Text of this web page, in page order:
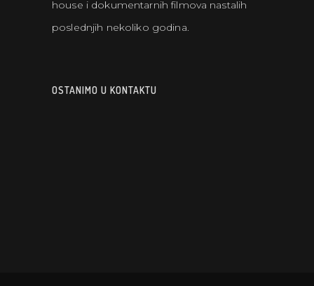
house i dokumentarnih filmova nastalih
poslednjih nekoliko godina.
OSTANIMO U KONTAKTU